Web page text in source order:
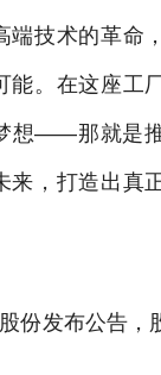
端技术的革命
能。在这座工
想——那就是
来，打造出真
份发布公告，